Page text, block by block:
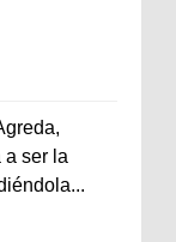
a ser la